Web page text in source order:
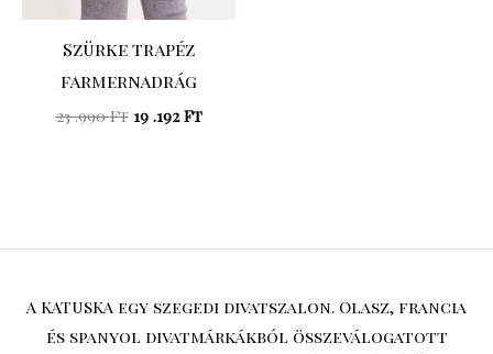
Szürke trapéz
farmernadrág
23 .990Ft 19 .192Ft
A KATUSKA egy szegedi divatszalon. Olasz, francia
és spanyol divatmárkákból összeválogatott